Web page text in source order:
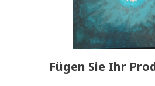
Fügen Sie Ihr